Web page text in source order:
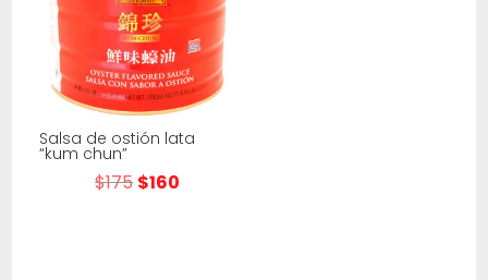
Salsa de ostión lata
“kum chun”
$175 El
$160